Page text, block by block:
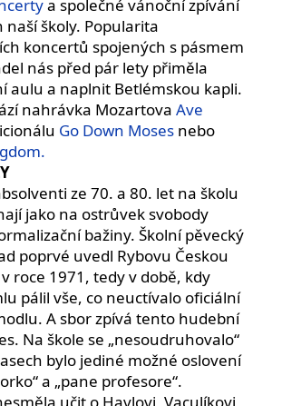
a společné vánoční zpívání
naší školy. Popularita
koncertů spojených s pásmem
nás před pár lety přiměla
aulu a naplnit Betlémskou kapli.
nahrávka Mozartova Ave
Go Down Moses nebo
ze 70. a 80. let na školu
jako na ostrůvek svobody
bažiny. Školní pěvecký
poprvé uvedl Rybovu Českou
roce 1971, tedy v době, kdy
pálil vše, co neuctívalo oficiální
A sbor zpívá tento hudební
Na škole se „nesoudruhovalo“
bylo jediné možné oslovení
a „pane profesore“.
učit o Havlovi, Vaculíkovi